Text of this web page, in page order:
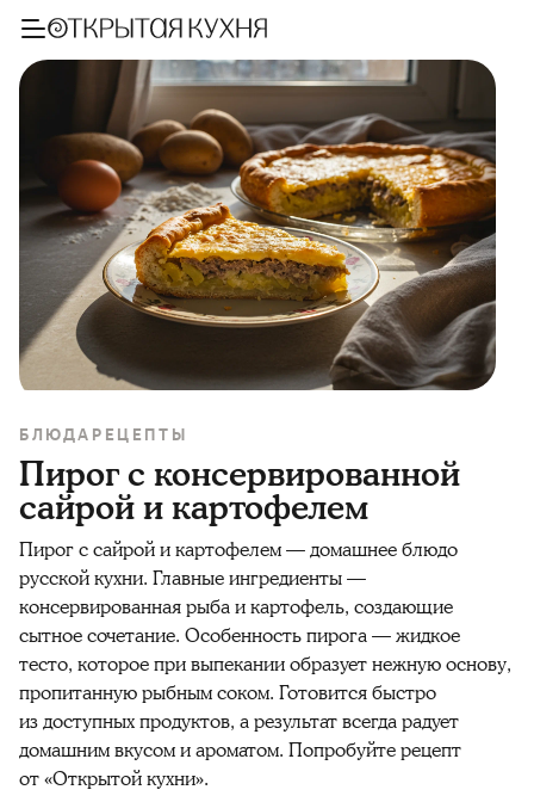
БЛЮДА РЕЦЕПТЫ
Пирог с консервированной
сайрой и картофелем
Пирог с сайрой и картофелем — домашнее блюдо
русской кухни. Главные ингредиенты —
консервированная рыба и картофель, создающие
сытное сочетание. Особенность пирога — жидкое
тесто, которое при выпекании образует нежную основу,
пропитанную рыбным соком. Готовится быстро
из доступных продуктов, а результат всегда радует
домашним вкусом и ароматом. Попробуйте рецепт
от «Открытой кухни».